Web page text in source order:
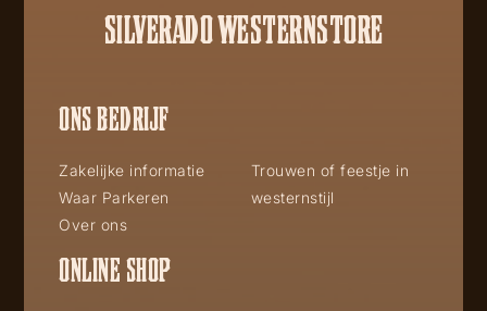
SILVERADO WESTERNSTORE
ONS BEDRIJF
Zakelijke informatie
Waar Parkeren
Over ons
Trouwen of feestje in
westernstijl
ONLINE SHOP